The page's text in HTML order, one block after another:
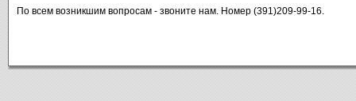
По всем возникшим вопросам - звоните нам. Номер (391)209-99-16.